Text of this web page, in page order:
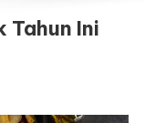
Tahun Ini